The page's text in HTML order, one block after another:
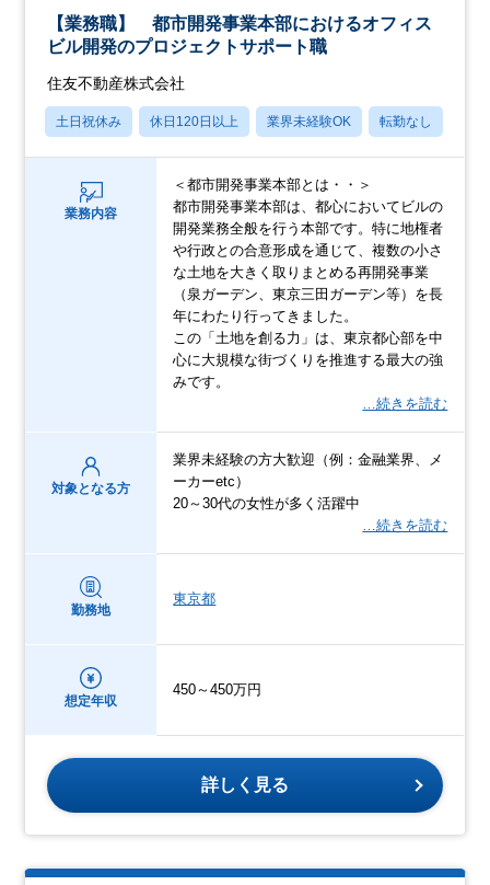
【業務職】 都市開発事業本部におけるオフィス
ビル開発のプロジェクトサポート職
住友不動産株式会社
土日祝休み 休日120日以上 業界未経験OK 転勤なし
業務内容
＜都市開発事業本部とは・・＞
都市開発事業本部は、都心においてビルの
開発業務全般を行う本部です。特に地権者
や行政との合意形成を通じて、複数の小さ
な土地を大きく取りまとめる再開発事業
（泉ガーデン、東京三田ガーデン等）を長
年にわたり行ってきました。
この「土地を創る力」は、東京都心部を中
心に大規模な街づくりを推進する最大の強
みです。
…続きを読む
対象となる方
業界未経験の方大歓迎（例：金融業界、メ
ーカーetc）
20～30代の女性が多く活躍中
…続きを読む
勤務地
東京都
想定年収
450～450万円
詳しく見る